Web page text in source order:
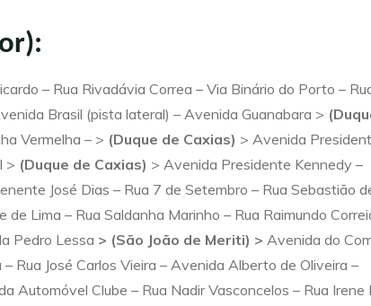
– Rua Rivadávia Correa – Via Binário do Porto –
Brasil (pista lateral) – Avenida Guanabara >
Vermelha – > (Duque de Caxias) > Avenida
> (Duque de Caxias) > Avenida Presidente Kennedy –
José Dias – Rua 7 de Setembro – Rua Sebastião
Lima – Rua Saldanha Marinho – Rua Raimundo
Pedro Lessa > (São João de Meriti) > Avenida do
Rua José Carlos Vieira – Avenida Alberto de Oliveira –
Automóvel Clube – Rua Nadir Vasconcelos – Rua Irene